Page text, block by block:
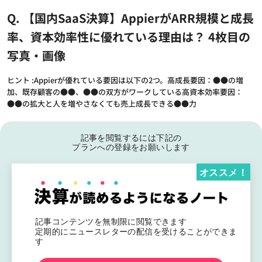
Q. 【国内SaaS決算】AppierがARR規模と成長
率、資本効率性に優れている理由は？ 4枚目の
写真・画像
ヒント :Appierが優れている要因は以下の2つ。高成長要因：●●の増
加、既存顧客の●●、●●の双方がワークしている高資本効率要因：
●●の拡大と人を増やさなくても売上成長できる●●力
記事を閲覧するには下記の
プランへの登録をお願いします
記事コンテンツを無制限に閲覧できます
定期的にニュースレターの配信を受けることができま
す
オススメ！